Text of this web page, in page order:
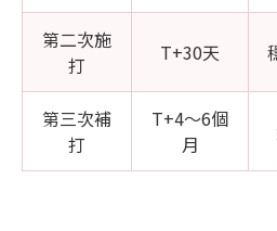
第二次施
打
T+30天
第三次補
打
T+4～6個
月